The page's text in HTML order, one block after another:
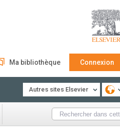
Ma bibliothèque Connexion
Autres sites Elsevier